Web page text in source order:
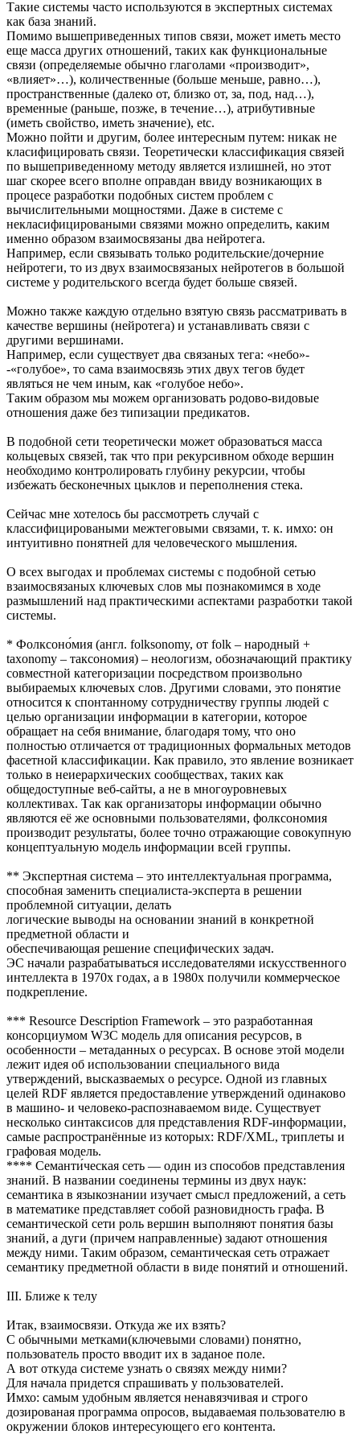
Такие системы часто используются в экспертных системах
как база знаний.
Помимо вышеприведенных типов связи, может иметь место
еще масса других отношений, таких как функциональные
связи (определяемые обычно глаголами «производит»,
«влияет»…), количественные (больше меньше, равно…),
пространственные (далеко от, близко от, за, под, над…),
временные (раньше, позже, в течение…), атрибутивные
(иметь свойство, иметь значение), etc.
Можно пойти и другим, более интересным путем: никак не
класифицировать связи. Теоретически классификация связей
по вышеприведенному методу является излишней, но этот
шаг скорее всего вполне оправдан ввиду возникающих в
процесе разработки подобных систем проблем с
вычислительными мощностями. Даже в системе с
некласифицироваными связями можно определить, каким
именно образом взаимосвязаны два нейротега.
Например, если связывать только родительские/дочерние
нейротеги, то из двух взаимосвязаных нейротегов в большой
системе у родительского всегда будет больше связей.
Можно также каждую отдельно взятую связь рассматривать в
качестве вершины (нейротега) и устанавливать связи с
другими вершинами.
Например, если существует два связаных тега: «небо»-
-«голубое», то сама взаимосвязь этих двух тегов будет
являться не чем иным, как «голубое небо».
Таким образом мы можем организовать родово-видовые
отношения даже без типизации предикатов.
В подобной сети теоретически может образоваться масса
кольцевых связей, так что при рекурсивном обходе вершин
необходимо контролировать глубину рекурсии, чтобы
избежать бесконечных цыклов и переполнения стека.
Сейчас мне хотелось бы рассмотреть случай с
классифицироваными межтеговыми связами, т. к. имхо: он
интуитивно понятней для человеческого мышления.
О всех выгодах и проблемах системы с подобной сетью
взаимосвязаных ключевых слов мы познакомимся в ходе
размышлений над практическими аспектами разработки такой
системы.
* Фолксоно́мия (англ. folksonomy, от folk – народный +
taxonomy – таксономия) – неологизм, обозначающий практику
совместной категоризации посредством произвольно
выбираемых ключевых слов. Другими словами, это понятие
относится к спонтанному сотрудничеству группы людей с
целью организации информации в категории, которое
обращает на себя внимание, благодаря тому, что оно
полностью отличается от традиционных формальных методов
фасетной классификации. Как правило, это явление возникает
только в неиерархических сообществах, таких как
общедоступные веб-сайты, а не в многоуровневых
коллективах. Так как организаторы информации обычно
являются её же основными пользователями, фолксономия
производит результаты, более точно отражающие совокупную
концептуальную модель информации всей группы.
** Экспертная система – это интеллектуальная программа,
способная заменить специалиста-эксперта в решении
проблемной ситуации, делать
логические выводы на основании знаний в конкретной
предметной области и
обеспечивающая решение специфических задач.
ЭС начали разрабатываться исследователями искусственного
интеллекта в 1970х годах, а в 1980х получили коммерческое
подкрепление.
*** Resource Description Framework – это разработанная
консорциумом W3C модель для описания ресурсов, в
особенности – метаданных о ресурсах. В основе этой модели
лежит идея об использовании специального вида
утверждений, высказваемых о ресурсе. Одной из главных
целей RDF является предоставление утверждений одинаково
в машино- и человеко-распознаваемом виде. Существует
несколько синтаксисов для представления RDF-информации,
самые распространённые из которых: RDF/XML, триплеты и
графовая модель.
**** Семанти́ческая сеть — один из способов представления
знаний. В названии соединены термины из двух наук:
семантика в языкознании изучает смысл предложений, а сеть
в математике представляет собой разновидность графа. В
семантической сети роль вершин выполняют понятия базы
знаний, а дуги (причем направленные) задают отношения
между ними. Таким образом, семантическая сеть отражает
семантику предметной области в виде понятий и отношений.
III. Ближе к телу
Итак, взаимосвязи. Откуда же их взять?
С обычными метками(ключевыми словами) понятно,
пользователь просто вводит их в заданое поле.
А вот откуда системе узнать о связях между ними?
Для начала придется спрашивать у пользователей.
Имхо: самым удобным является ненавязчивая и строго
дозированая программа опросов, выдаваемая пользователю в
окружении блоков интересующего его контента.